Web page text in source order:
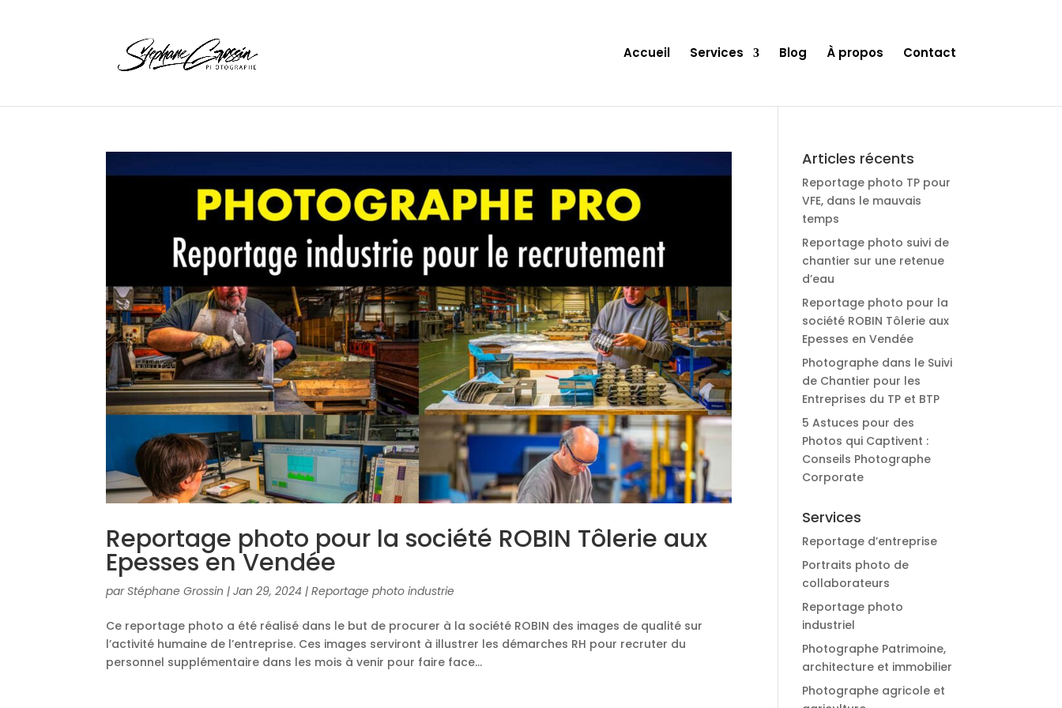
Accueil Services Blog À propos Contact
Reportage photo pour la société ROBIN Tôlerie aux
Epesses en Vendée
parStéphane Grossin |Jan 29, 2024 |Reportage photo industrie
Ce reportage photo a été réalisé dans le but de procurer à la société ROBIN des images de qualité sur
l’activité humaine de l’entreprise. Ces images serviront à illustrer les démarches RH pour recruter du
personnel supplémentaire dans les mois à venir pour faire face...
Articles récents
Reportage photo TP pour
VFE, dans le mauvais
temps
Reportage photo suivi de
chantier sur une retenue
d’eau
Reportage photo pour la
société ROBIN Tôlerie aux
Epesses en Vendée
Photographe dans le Suivi
de Chantier pour les
Entreprises du TP et BTP
5 Astuces pour des
Photos qui Captivent :
Conseils Photographe
Corporate
Services
Reportage d’entreprise
Portraits photo de
collaborateurs
Reportage photo
industriel
Photographe Patrimoine,
architecture et immobilier
Photographe agricole et